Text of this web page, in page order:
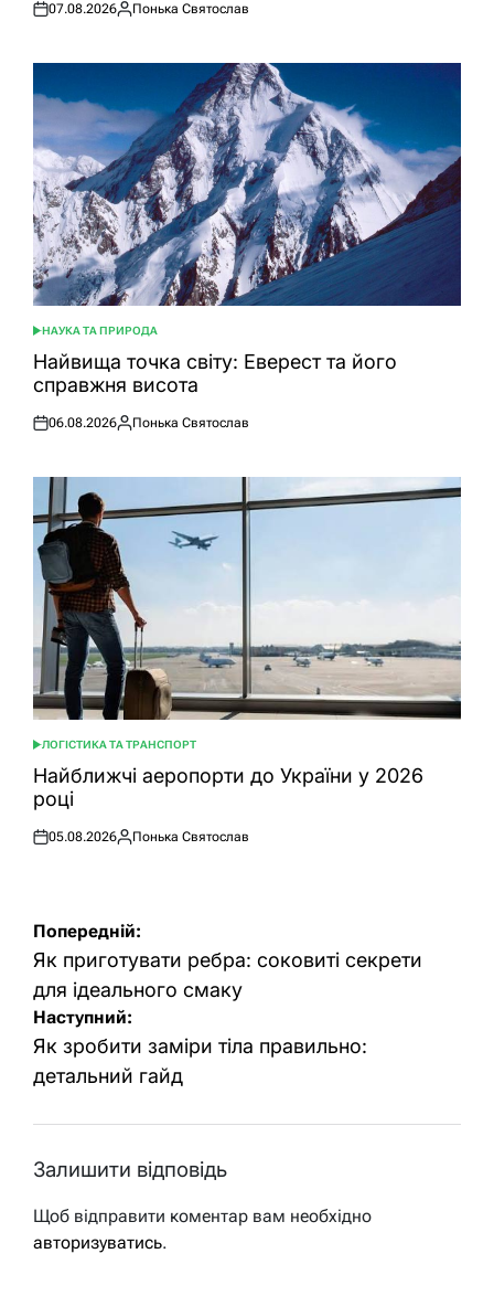
Оприлюднено
07.08.2026
Опубліковано
Понька Святослав
ОПУБЛІКУВАТИ
У
НАУКА ТА ПРИРОДА
Найвища точка світу: Еверест та його
справжня висота
Оприлюднено
06.08.2026
Опубліковано
Понька Святослав
ОПУБЛІКУВАТИ
У
ЛОГІСТИКА ТА ТРАНСПОРТ
Найближчі аеропорти до України у 2026
році
Оприлюднено
05.08.2026
Опубліковано
Понька Святослав
Навігація
записів
Попередній:
Як приготувати ребра: соковиті секрети
для ідеального смаку
Наступний:
Як зробити заміри тіла правильно:
детальний гайд
Залишити відповідь
Щоб відправити коментар вам необхідно
авторизуватись.